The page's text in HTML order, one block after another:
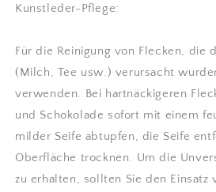
Kunstleder-Pflege:
Für die Reinigung von Flecken, die
(Milch, Tee usw.) verursacht
verwenden. Bei hartnäckigeren
und Schokolade sofort mit einem
milder Seife abtupfen, die Seife
Oberfläche trocknen. Um die
zu erhalten, sollten Sie den Einsatz